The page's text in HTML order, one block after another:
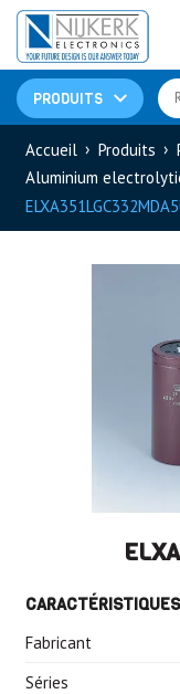
PRODUITS
Resistors(781)
Shunt Resistor
Accueil Produits
Aluminium
CARACTÉRISTIQUES
Fabricant
Séries